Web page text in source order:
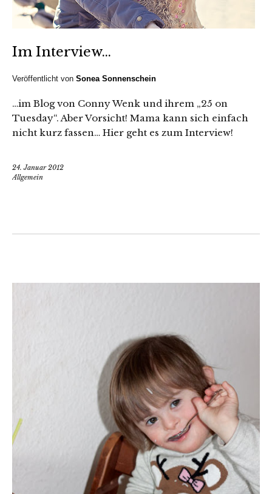
Im Interview…
Veröffentlicht von Sonea Sonnenschein
…im Blog von Conny Wenk und ihrem „25 on
Tuesday“. Aber Vorsicht! Mama kann sich einfach
nicht kurz fassen… Hier geht es zum Interview!
24. Januar 2012
Allgemein